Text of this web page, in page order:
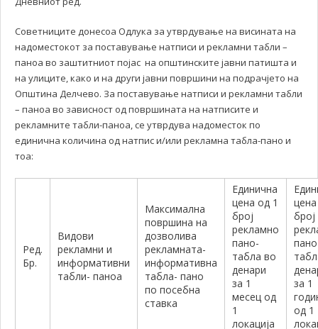
Советниците донесоа Одлука за утврдување на висината на
надоместокот за поставување натписи и рекламни табли –
паноа во заштитниот појас на општинските јавни патишта и
на улиците, како и на други јавни површини на подрачјето на
Општина Делчево. За поставување натписи и рекламни табли
– паноа во зависност од површината на натписите и
рекламните табли-паноа, се утврдува надоместок по
единична количина од натпис и/или рекламна табла-пано и
тоа:
Ред.
Бр.
Видови
рекламни и
информативни
табли- паноа
Максимална
површина на
дозволива
рекламната-
информативна
табла- пано
по посебна
ставка
Единична
цена од 1
број
рекламно
пано-
табла во
денари
за 1
месец од
1
локација
број
за 1
од 1